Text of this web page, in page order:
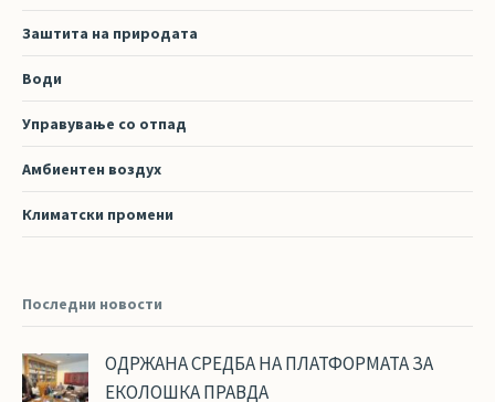
Заштита на природата
Води
Управување со отпад
Амбиентен воздух
Климатски промени
Последни новости
ОДРЖАНА СРЕДБА НА ПЛАТФОРМАТА ЗА
ЕКОЛОШКА ПРАВДА